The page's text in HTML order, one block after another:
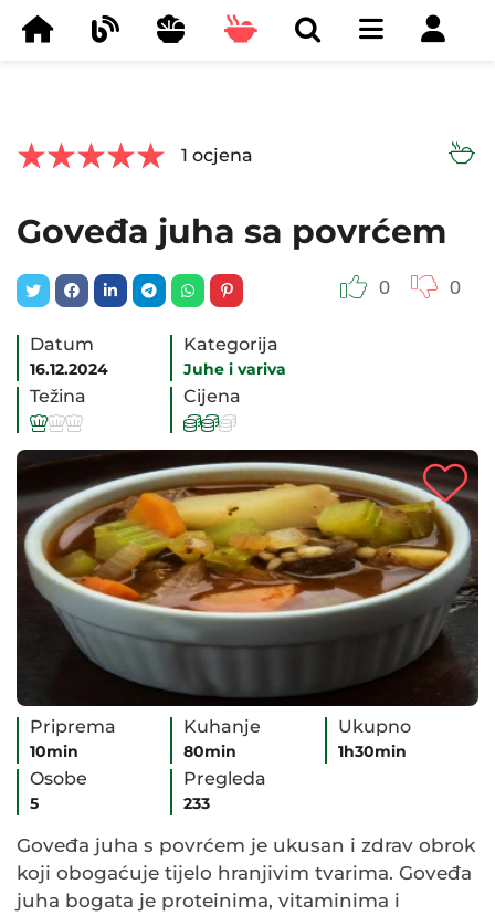


 1 ocjena
Goveđa juha sa povrćem
0 0
Datum
16.12.2024
Kategorija
Juhe i variva
Težina



Cijena



Priprema
10min
Kuhanje
80min
Ukupno
1h30min
Osobe
5
Pregleda
233
Goveđa juha s povrćem je ukusan i zdrav obrok
koji obogaćuje tijelo hranjivim tvarima. Goveđa
juha bogata je proteinima, vitaminima i